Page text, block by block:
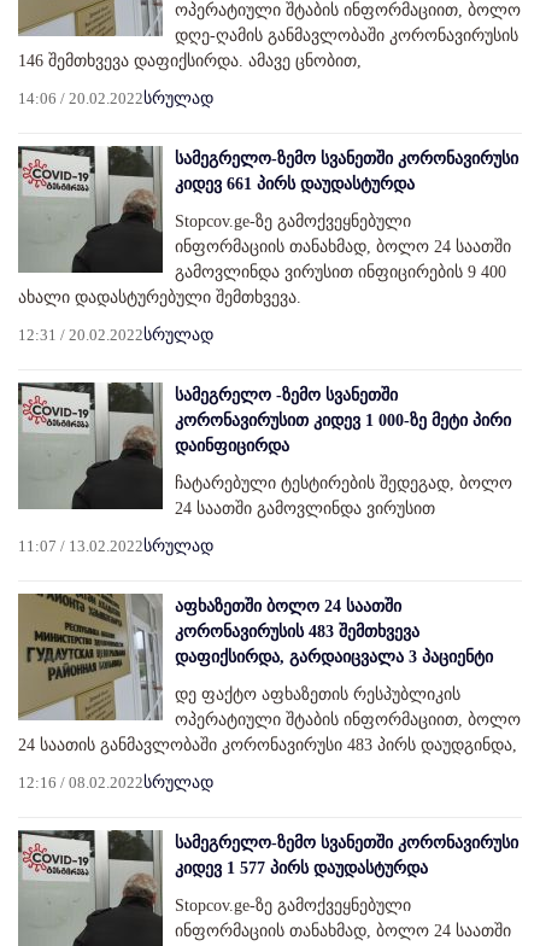
ოპერატიული შტაბის ინფორმაციით, ბოლო
დღე-ღამის განმავლობაში კორონავირუსის
146 შემთხვევა დაფიქსირდა. ამავე ცნობით,
14:06 / 20.02.2022სრულად
სამეგრელო-ზემო სვანეთში კორონავირუსი
კიდევ 661 პირს დაუდასტურდა
Stopcov.ge-ზე გამოქვეყნებული
ინფორმაციის თანახმად, ბოლო 24 საათში
გამოვლინდა ვირუსით ინფიცირების 9 400
ახალი დადასტურებული შემთხვევა.
12:31 / 20.02.2022სრულად
სამეგრელო -ზემო სვანეთში
კორონავირუსით კიდევ 1 000-ზე მეტი პირი
დაინფიცირდა
ჩატარებული ტესტირების შედეგად, ბოლო
24 საათში გამოვლინდა ვირუსით
11:07 / 13.02.2022სრულად
აფხაზეთში ბოლო 24 საათში
კორონავირუსის 483 შემთხვევა
დაფიქსირდა, გარდაიცვალა 3 პაციენტი
დე ფაქტო აფხაზეთის რესპუბლიკის
ოპერატიული შტაბის ინფორმაციით, ბოლო
24 საათის განმავლობაში კორონავირუსი 483 პირს დაუდგინდა,
12:16 / 08.02.2022სრულად
სამეგრელო-ზემო სვანეთში კორონავირუსი
კიდევ 1 577 პირს დაუდასტურდა
Stopcov.ge-ზე გამოქვეყნებული
ინფორმაციის თანახმად, ბოლო 24 საათში